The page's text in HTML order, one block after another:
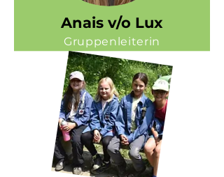
Anais v/o Lux
Gruppenleiterin